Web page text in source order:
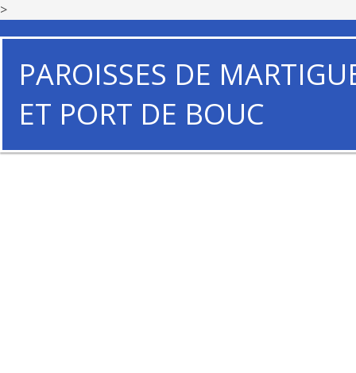
>
PAROISSES DE
ET PORT DE BOUC